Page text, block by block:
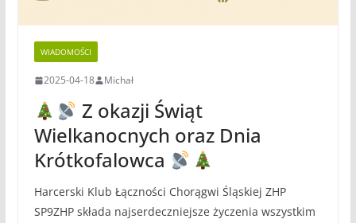
WIADOMOŚCI
2025-04-18 Michał
Z okazji Świąt
Wielkanocnych oraz Dnia
Krótkofalowca
Harcerski Klub Łączności Chorągwi Śląskiej ZHP
SP9ZHP składa najserdeczniejsze życzenia wszystkim